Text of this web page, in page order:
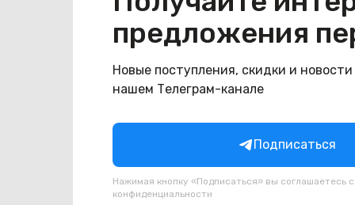
предложения
Новые поступления, скидки и
нашем Телеграм-канале
Подписаться
Нажимая кнопку «Подписаться» вы соглашаетесь
конфиденциальности
Общая информация
Производитель
HP
Состояние
Состояние удовлетворительное